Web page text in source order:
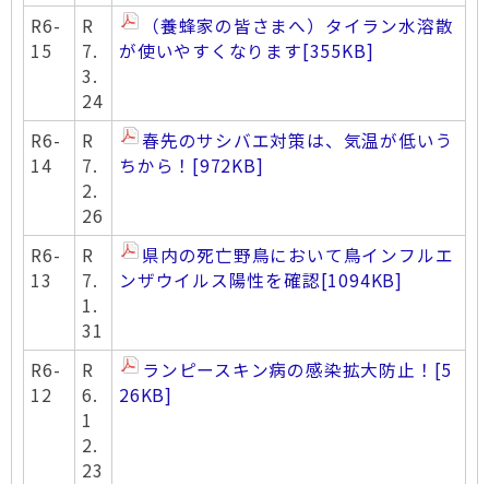
R6-
15
R
7.
3.
24
（養蜂家の皆さまへ）タイラン水溶散
が使いやすくなります[355KB]
R6-
14
R
7.
2.
26
春先のサシバエ対策は、気温が低いう
ちから！ [972KB]
R6-
13
R
7.
1.
31
県内の死亡野鳥において鳥インフルエ
ンザウイルス陽性を確認[1094KB]
R6-
12
R
6.
1
2.
23
ランピースキン病の感染拡大防止！ [5
26KB]